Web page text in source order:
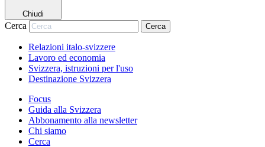
Chiudi
Cerca Cerca
Relazioni italo-svizzere
Lavoro ed economia
Svizzera, istruzioni per l'uso
Destinazione Svizzera
Focus
Guida alla Svizzera
Abbonamento alla newsletter
Chi siamo
Cerca